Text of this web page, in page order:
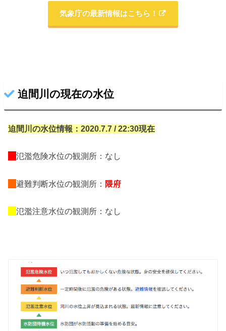
気象庁の最新情報はこちら！
迫間川の現在の水位
迫間川の水位情報：2020.7.7 / 22:30現在
氾濫危険水位の観測所：なし
避難判断水位の観測所： 隈府
氾濫注意水位の観測所：なし